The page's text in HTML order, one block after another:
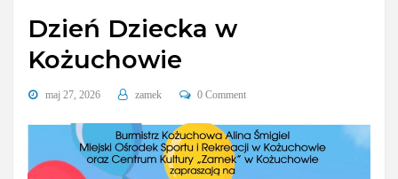
Dzień Dziecka w
Kożuchowie
maj 27, 2026 zamek 0 Comment